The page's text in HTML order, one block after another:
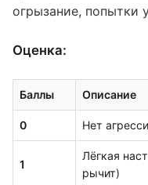
огрызание, попытки
Оценка:
Баллы Описание
0 Нет
1
Лёгкая
рычит)